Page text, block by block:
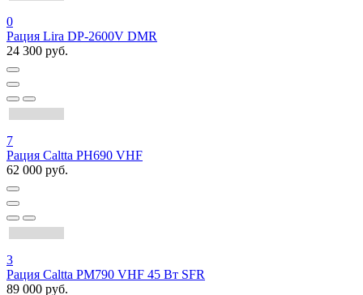
0
Рация Lira DP-2600V DMR
24 300 руб.
7
Рация Caltta PH690 VHF
62 000 руб.
3
Рация Caltta PM790 VHF 45 Вт SFR
89 000 руб.